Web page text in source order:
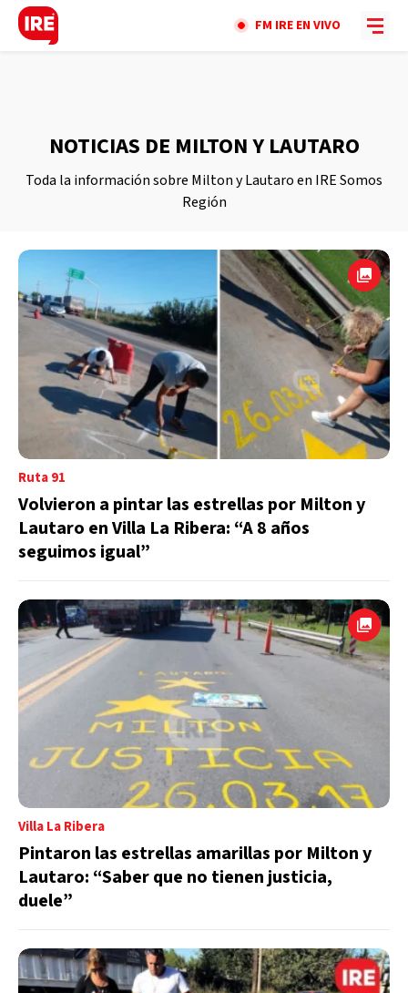
FM IRE EN VIVO
NOTICIAS DE MILTON Y LAUTARO
Toda la información sobre Milton y Lautaro en IRE Somos
Región
Ruta 91
Volvieron a pintar las estrellas por Milton y
Lautaro en Villa La Ribera: “A 8 años
seguimos igual”
Villa La Ribera
Pintaron las estrellas amarillas por Milton y
Lautaro: “Saber que no tienen justicia,
duele”